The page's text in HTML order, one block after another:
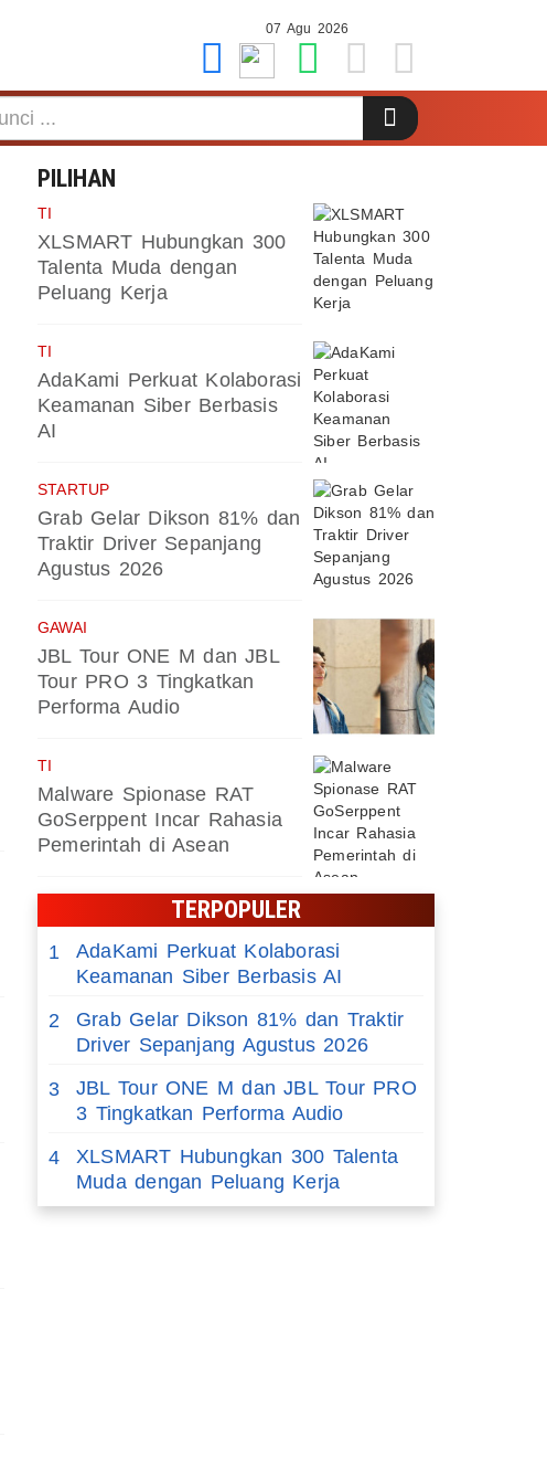
07 Agu 2026
PILIHAN
TI
XLSMART Hubungkan 300
Talenta Muda dengan
Peluang Kerja
TI
AdaKami Perkuat Kolaborasi
Keamanan Siber Berbasis
AI
STARTUP
Grab Gelar Dikson 81% dan
Traktir Driver Sepanjang
Agustus 2026
GAWAI
JBL Tour ONE M dan JBL
Tour PRO 3 Tingkatkan
Performa Audio
TI
Malware Spionase RAT
GoSerppent Incar Rahasia
Pemerintah di Asean
TERPOPULER
1
AdaKami Perkuat Kolaborasi
Keamanan Siber Berbasis AI
2
Grab Gelar Dikson 81% dan Traktir
Driver Sepanjang Agustus 2026
3
JBL Tour ONE M dan JBL Tour PRO
3 Tingkatkan Performa Audio
4
XLSMART Hubungkan 300 Talenta
Muda dengan Peluang Kerja